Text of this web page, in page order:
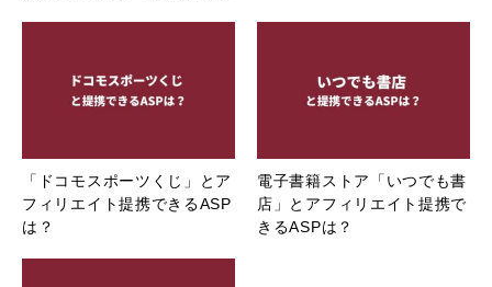
「ドコモスポーツくじ」とア
フィリエイト提携できるASP
は？
電子書籍ストア「いつでも書
店」とアフィリエイト提携で
きるASPは？